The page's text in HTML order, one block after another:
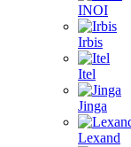
INOI
Irbis
Itel
Jinga
Lexand